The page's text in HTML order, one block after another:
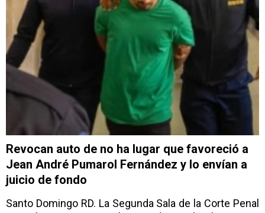
Revocan auto de no ha lugar que favoreció a
Jean André Pumarol Fernández y lo envían a
juicio de fondo
Santo Domingo RD. La Segunda Sala de la Corte Penal